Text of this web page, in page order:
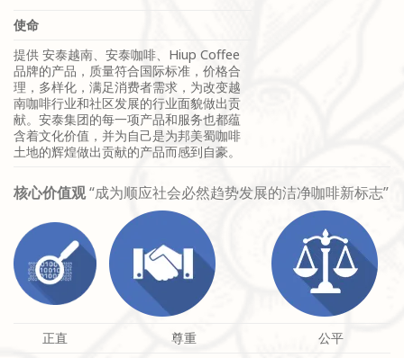
使命
提供 安泰越南、安泰咖啡、Hiup Coffee
品牌的产品，质量符合国际标准，价格合
理，多样化，满足消费者需求，为改变越
南咖啡行业和社区发展的行业面貌做出贡
献。安泰集团的每一项产品和服务也都蕴
含着文化价值，并为自己是为邦美蜀咖啡
土地的辉煌做出贡献的产品而感到自豪。
核心价值观“成为顺应社会必然趋势发展的洁净咖啡新标志”
正直 尊重 公平